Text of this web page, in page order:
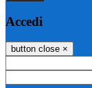
Accedi
button close ×